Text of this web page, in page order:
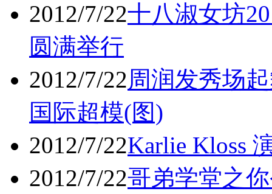
2012/7/22十八淑女坊
圆满举行
2012/7/22周润发秀场
国际超模(图)
2012/7/22Karlie Kloss
2012/7/22哥弟学堂之